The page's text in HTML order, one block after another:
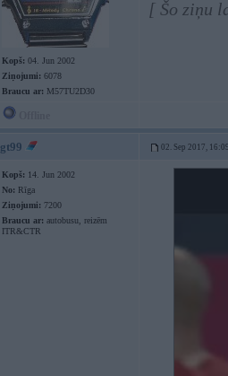
Kopš: 04. Jun 2002
Ziņojumi: 6078
Braucu ar: M57TU2D30
[ Šo ziņu
gt99 02. Sep 2017,
Kopš: 14. Jun 2002
No: Rīga
Ziņojumi: 7200
Braucu ar: autobusu, reizēm
ITR&CTR